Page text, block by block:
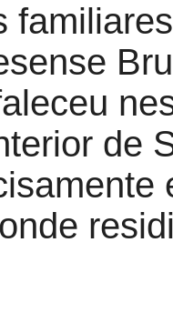
de